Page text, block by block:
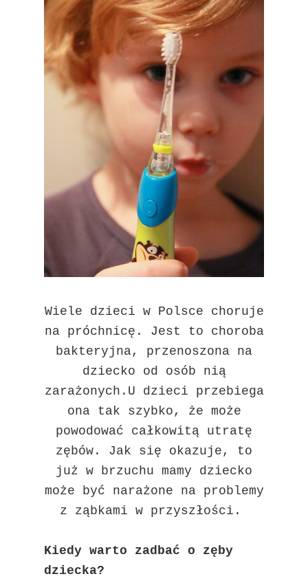
Wiele dzieci w Polsce choruje
na próchnicę. Jest to choroba
bakteryjna, przenoszona na
dziecko od osób nią
zarażonych.U dzieci przebiega
ona tak szybko, że może
powodować całkowitą utratę
zębów. Jak się okazuje, to
już w brzuchu mamy dziecko
może być narażone na problemy
z ząbkami w przyszłości.
Kiedy warto zadbać o zęby
dziecka?